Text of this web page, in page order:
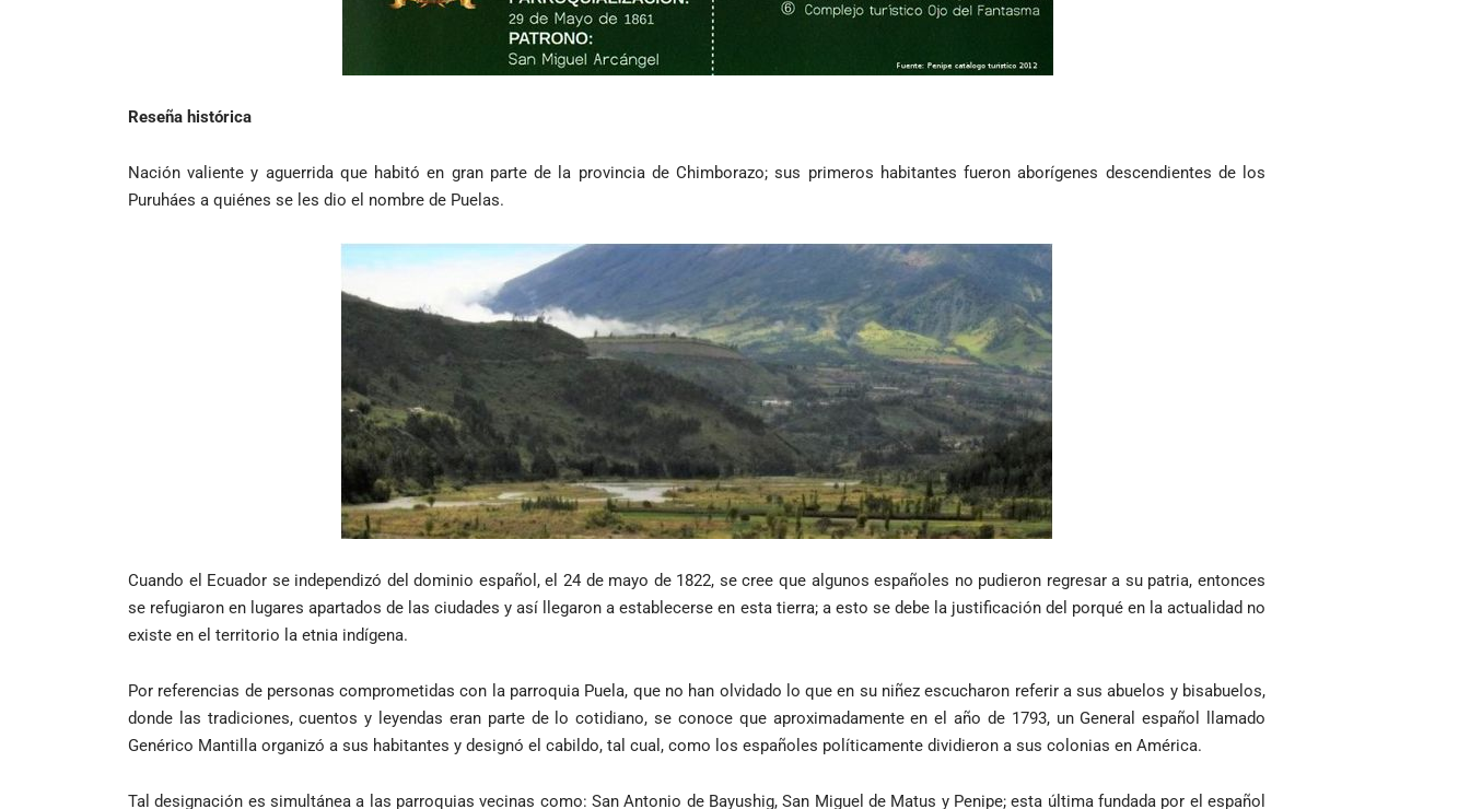
Reseña histórica
Nación valiente y aguerrida que habitó en gran parte de la provincia de Chimborazo; sus primeros habitantes fueron aborígenes descendientes de los
Puruháes a quiénes se les dio el nombre de Puelas.
Cuando el Ecuador se independizó del dominio español, el 24 de mayo de 1822, se cree que algunos españoles no pudieron regresar a su patria, entonces
se refugiaron en lugares apartados de las ciudades y así llegaron a establecerse en esta tierra; a esto se debe la justificación del porqué en la actualidad no
existe en el territorio la etnia indígena.
Por referencias de personas comprometidas con la parroquia Puela, que no han olvidado lo que en su niñez escucharon referir a sus abuelos y bisabuelos,
donde las tradiciones, cuentos y leyendas eran parte de lo cotidiano, se conoce que aproximadamente en el año de 1793, un General español llamado
Genérico Mantilla organizó a sus habitantes y designó el cabildo, tal cual, como los españoles políticamente dividieron a sus colonias en América.
Tal designación es simultánea a las parroquias vecinas como: San Antonio de Bayushig, San Miguel de Matus y Penipe; esta última fundada por el español